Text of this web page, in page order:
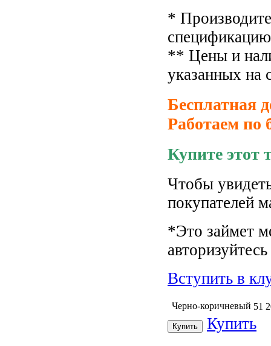
*
** Цены и
указанных на
Бесплатная
Работаем по
Купите этот
Чтобы
покупателей
*Это займет
Вступить в
Черно-коричневый 51
Купить